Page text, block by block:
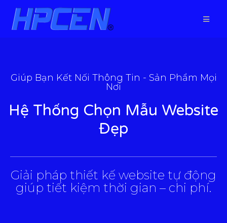
Giúp Bạn Kết Nối Thông Tin - Sản Phẩm Mọi
Nơi
Hệ Thống Chọn Mẫu Website
Đẹp
Giải pháp thiết kế website tự động
giúp tiết kiệm thời gian – chi phí.